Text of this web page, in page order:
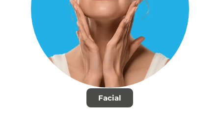
Facial